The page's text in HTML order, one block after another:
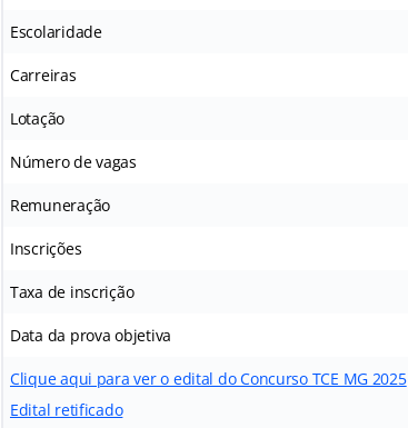
Escolaridade
Carreiras
Lotação
Número de vagas
Remuneração
Inscrições
Taxa de inscrição
Data da prova objetiva
Clique aqui para ver o edital do Concurso TCE MG 2025
Edital retificado